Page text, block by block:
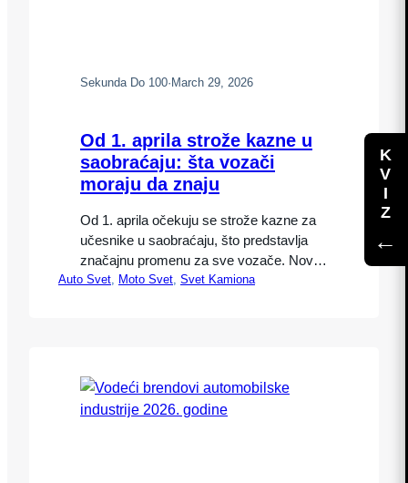
K
V
I
Z
←
Sekunda Do 100·March 29, 2026
Od 1. aprila strože kazne u
saobraćaju: šta vozači
moraju da znaju
Od 1. aprila očekuju se strože kazne za
učesnike u saobraćaju, što predstavlja
značajnu promenu za sve vozače. Novi
propisi imaju za cilj povećanje
različite prekršaje, od prekoračenja brzine
do korišćenja mobilnog…
Auto Svet Moto Svet Svet Kamiona